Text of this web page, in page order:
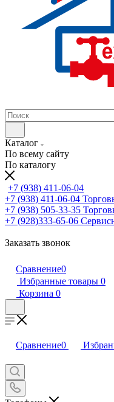
Каталог
По всему сайту
По каталогу
+7 (938) 411-06-04
+7 (938) 411-06-04
+7 (938) 505-33-35
+7 (928)333-65-06
Заказать звонок
Сравнение0
Избранные товары 0
Корзина 0
Сравнение0